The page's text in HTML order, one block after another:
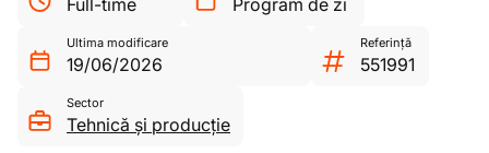
Full-time Program de zi
Ultima modificare
19/06/2026
Referință
551991
Sector
Tehnică și producție